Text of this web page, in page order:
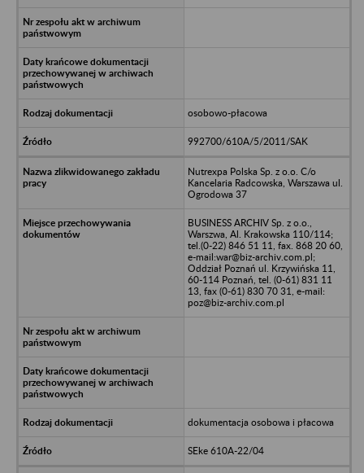
osobowo-płacowa
992700/610A/5/2011/SAK
Nutrexpa Polska Sp. z o.o. C/o
Kancelaria Radcowska, Warszawa ul.
Ogrodowa 37
BUSINESS ARCHIV Sp. z o.o.,
Warszwa, Al. Krakowska 110/114;
tel.(0-22) 846 51 11, fax. 868 20 60,
e-mail:war@biz-archiv.com.pl;
Oddział Poznań ul. Krzywińska 11,
60-114 Poznań, tel. (0-61) 831 11
13, fax (0-61) 830 70 31, e-mail:
poz@biz-archiv.com.pl
dokumentacja osobowa i płacowa
SEke 610A-22/04